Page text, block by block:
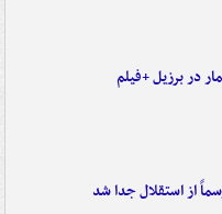
در برزیل +فیلم
از استقلال جدا شد